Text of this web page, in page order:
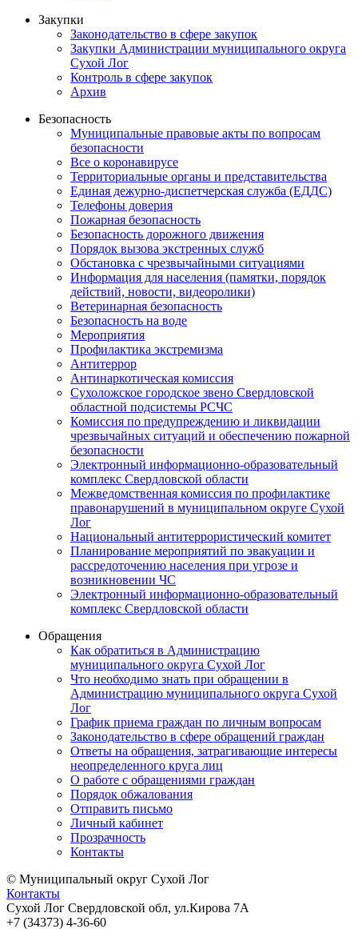
Закупки
Законодательство в сфере закупок
Закупки Администрации муниципального округа
Сухой Лог
Контроль в сфере закупок
Архив
Безопасность
Муниципальные правовые акты по вопросам
безопасности
Все о коронавирусе
Территориальные органы и представительства
Единая дежурно-диспетчерская служба (ЕДДС)
Телефоны доверия
Пожарная безопасность
Безопасность дорожного движения
Порядок вызова экстренных служб
Обстановка с чрезвычайными ситуациями
Информация для населения (памятки, порядок
действий, новости, видеоролики)
Ветеринарная безопасность
Безопасность на воде
Мероприятия
Профилактика экстремизма
Антитеррор
Антинаркотическая комиссия
Сухоложское городское звено Свердловской
областной подсистемы РСЧС
Комиссия по предупреждению и ликвидации
чрезвычайных ситуаций и обеспечению пожарной
безопасности
Электронный информационно-образовательный
комплекс Cвердловской области
Межведомственная комиссия по профилактике
правонарушений в муниципальном округе Сухой
Лог
Национальный антитеррористический комитет
Планирование мероприятий по эвакуации и
рассредоточению населения при угрозе и
возникновении ЧС
Электронный информационно-образовательный
комплекс Свердловской области
Обращения
Как обратиться в Администрацию
муниципального округа Сухой Лог
Что необходимо знать при обращении в
Администрацию муниципального округа Сухой
Лог
График приема граждан по личным вопросам
Законодательство в сфере обращений граждан
Ответы на обращения, затрагивающие интересы
неопределенного круга лиц
О работе с обращениями граждан
Порядок обжалования
Отправить письмо
Личный кабинет
Прозрачность
Контакты
© Муниципальный округ Сухой Лог
Контакты
Сухой Лог Свердловской обл, ул.Кирова 7А
+7 (34373) 4-36-60